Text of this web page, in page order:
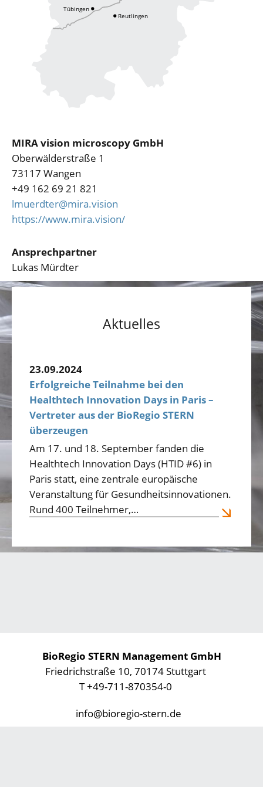
MIRA vision microscopy GmbH
Oberwälderstraße 1
73117 Wangen
+49 162 69 21 821
lmuerdter@mira.vision
https://www.mira.vision/
Ansprechpartner
Lukas Mürdter
Aktuelles
23.09.2024
Erfolgreiche Teilnahme bei den
Healthtech Innovation Days in Paris –
Vertreter aus der BioRegio STERN
überzeugen
Am 17. und 18. September fanden die
Healthtech Innovation Days (HTID #6) in
Paris statt, eine zentrale europäische
Veranstaltung für Gesundheitsinnovationen.
Rund 400 Teilnehmer,…
BioRegio STERN Management GmbH
Friedrichstraße 10, 70174 Stuttgart
T +49-711-870354-0
info@bioregio-stern.de